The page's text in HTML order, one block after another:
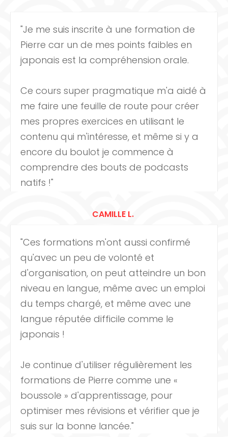
"Je me suis inscrite à une formation de
Pierre car un de mes points faibles en
japonais est la compréhension orale.
Ce cours super pragmatique m'a aidé à
me faire une feuille de route pour créer
mes propres exercices en utilisant le
contenu qui m'intéresse, et même si y a
encore du boulot je commence à
comprendre des bouts de podcasts
natifs !"
CAMILLE L.
"Ces formations m'ont aussi confirmé
qu'avec un peu de volonté et
d'organisation, on peut atteindre un bon
niveau en langue, même avec un emploi
du temps chargé, et même avec une
langue réputée difficile comme le
japonais !
Je continue d'utiliser régulièrement les
formations de Pierre comme une «
boussole » d'apprentissage, pour
optimiser mes révisions et vérifier que je
suis sur la bonne lancée."